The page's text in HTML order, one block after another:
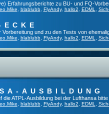
Erfahrungsberichte zu BU- und FQ-
, blablubb, FlyAndy, hallo2 EDML
und zu den Tests von
blablubb, FlyAndy, hallo2 EDML
AUSBILDUNG
die ATPL-Ausbildung bei der Lufthansa bitte
blablubb, FlyAndy, hallo2 EDML